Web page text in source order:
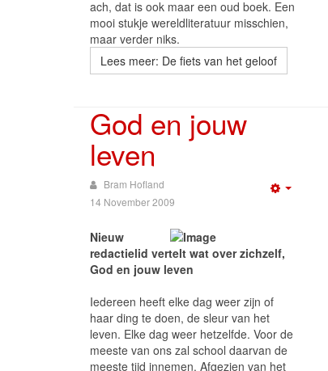
ach, dat is ook maar een oud boek. Een
mooi stukje wereldliteratuur misschien,
maar verder niks.
Lees meer: De fiets van het geloof
God en jouw
leven
Bram Hofland
14 November 2009
Nieuw
redactielid vertelt wat over zichzelf,
God en jouw leven
Iedereen heeft elke dag weer zijn of
haar ding te doen, de sleur van het
leven. Elke dag weer hetzelfde. Voor de
meeste van ons zal school daarvan de
meeste tijd innemen. Afgezien van het